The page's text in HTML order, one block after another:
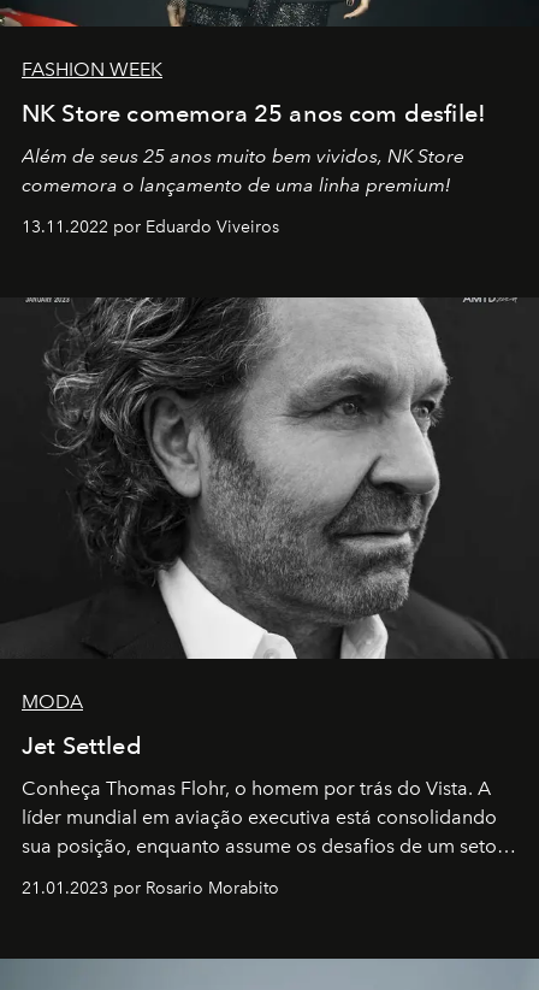
FASHION WEEK
NK Store comemora 25 anos com desfile!
Além de seus 25 anos muito bem vividos, NK Store
comemora o lançamento de uma linha premium!
13.11.2022 por Eduardo Viveiros
MODA
Jet Settled
Conheça Thomas Flohr, o homem por trás do Vista. A
líder mundial em aviação executiva está consolidando
sua posição, enquanto assume os desafios de um setor
em rápida evolução e redefinindo o conceito de luxo
21.01.2023 por Rosario Morabito